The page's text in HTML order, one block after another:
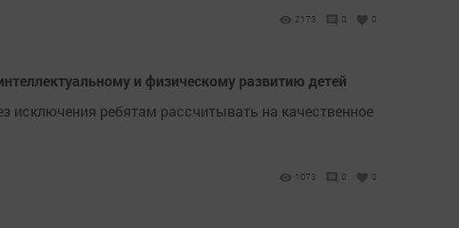
2173 0 0
и физическому развитию детей
исключения ребятам рассчитывать на качественное
1073 0 0